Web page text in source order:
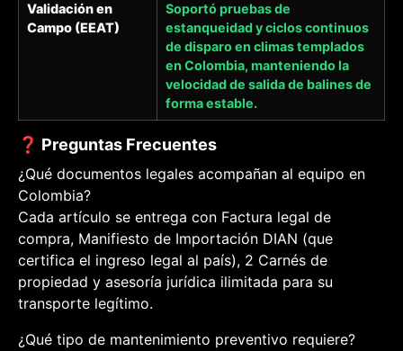
Validación en
Campo (EEAT)
Soportó pruebas de
estanqueidad y ciclos continuos
de disparo en climas templados
en Colombia, manteniendo la
velocidad de salida de balines de
forma estable.
❓ Preguntas Frecuentes
¿Qué documentos legales acompañan al equipo en
Colombia?
Cada artículo se entrega con Factura legal de
compra, Manifiesto de Importación DIAN (que
certifica el ingreso legal al país), 2 Carnés de
propiedad y asesoría jurídica ilimitada para su
transporte legítimo.
¿Qué tipo de mantenimiento preventivo requiere?